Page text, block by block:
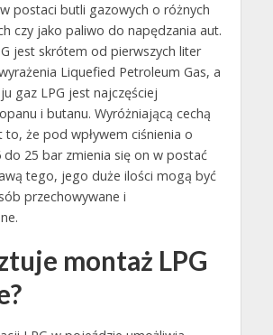
postaci butli gazowych o różnych
czy jako paliwo do napędzania aut.
jest skrótem od pierwszych liter
Liquefied Petroleum Gas, a
gaz LPG jest najczęściej
i butanu. Wyróżniającą cechą
to, że pod wpływem ciśnienia o
25 bar zmienia się on w postać
tego, jego duże ilości mogą być
przechowywane i
montaż LPG